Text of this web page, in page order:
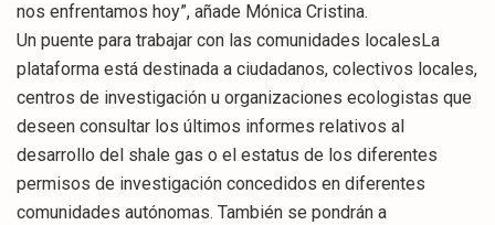
nos enfrentamos hoy”, añade Mónica Cristina.
Un puente para trabajar con las comunidades localesLa
plataforma está destinada a ciudadanos, colectivos locales,
centros de investigación u organizaciones ecologistas que
deseen consultar los últimos informes relativos al
desarrollo del shale gas o el estatus de los diferentes
permisos de investigación concedidos en diferentes
comunidades autónomas. También se pondrán a